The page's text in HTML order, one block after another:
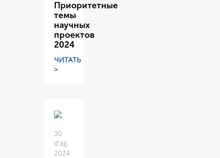
Приоритетные
темы
научных
проектов
2024
ЧИТАТЬ
>
30
d’ag.
2024